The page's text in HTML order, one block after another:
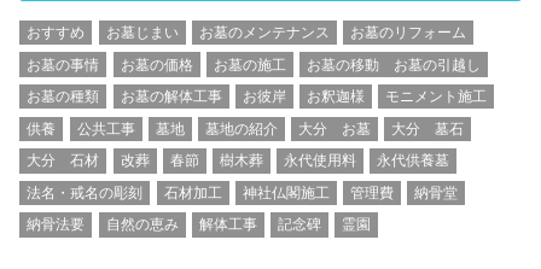
おすすめ お墓じまい お墓のメンテナンス
お墓のリフォーム
お墓の事情
お墓の価格 お墓の施工
お墓の移動 お墓の引越し
お墓の種類
お墓の解体工事 お彼岸 お釈迦様
モニメント施工
供養
公共工事 墓地 墓地の紹介 大分 お墓
大分 墓石
大分 石材
改葬 春節 樹木葬 永代使用料
永代供養墓
法名・戒名の彫刻
石材加工 神社仏閣施工 管理費
納骨堂
納骨法要
自然の恵み 解体工事 記念碑 霊園